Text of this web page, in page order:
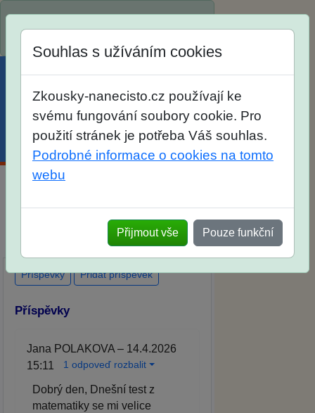
Menu Účet Košík
na SŠ? Vaše ohlasy po skutečných
přijímacích zkouškách
Souhlas s užíváním cookies
Zkousky-nanecisto.cz používají ke
svému fungování soubory cookie. Pro
použití stránek je potřeba Váš souhlas.
Podrobné informace o cookies na tomto
webu
Přijmout vše Pouze funkční
Příspěvky Přidat příspěvek
Příspěvky
Jana POLAKOVA – 14.4.2026
15:11
1 odpoveď rozbalit
Dobrý den, Dnešní test z
matematiky se mi velice